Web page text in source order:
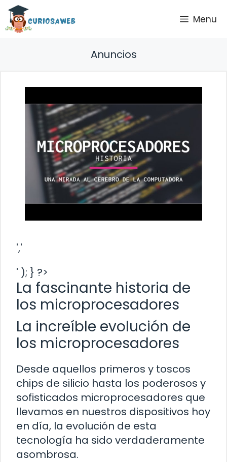
Saltar
contenido
Menu
Anuncios
','
' ); } ?>
La fascinante historia de
los microprocesadores
La increíble evolución de
los microprocesadores
Desde aquellos primeros y toscos
chips de silicio hasta los poderosos y
sofisticados microprocesadores que
llevamos en nuestros dispositivos hoy
en día, la evolución de esta
tecnología ha sido verdaderamente
asombrosa.